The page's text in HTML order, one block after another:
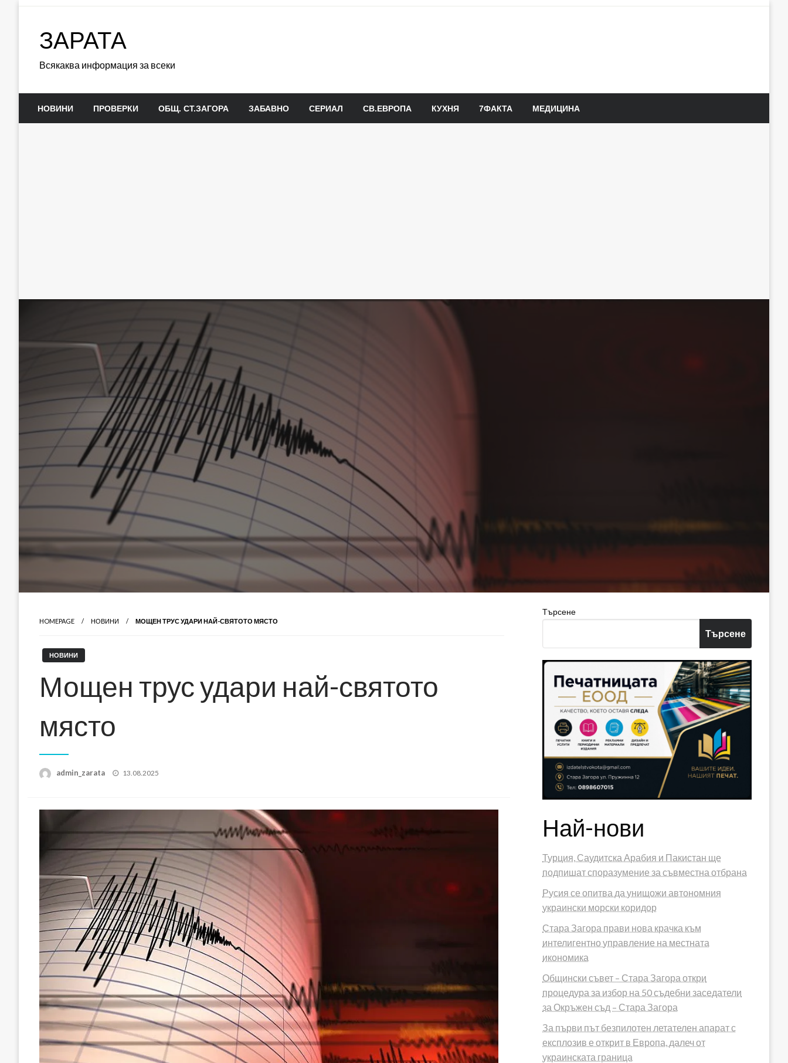
ЗАРАТА
Всякаква информация за всеки
НОВИНИ ПРОВЕРКИ ОБЩ. СТ.ЗАГОРА ЗАБАВНО СЕРИАЛ СВ.ЕВРОПА КУХНЯ 7ФАКТА МЕДИЦИНА
HOMEPAGE НОВИНИ МОЩЕН ТРУС УДАРИ НАЙ-СВЯТОТО МЯСТО
НОВИНИ
Мощен трус удари най-святото
място
admin_zarata
Posted
13.08.2025
Търсене
Търсене
Най-нови
Турция, Саудитска Арабия и Пакистан ще
подпишат споразумение за съвместна отбрана
Русия се опитва да унищожи автономния
украински морски коридор
Стара Загора прави нова крачка към
интелигентно управление на местната
икономика
Общински съвет – Стара Загора откри
процедура за избор на 50 съдебни заседатели
за Окръжен съд – Стара Загора
За първи път безпилотен летателен апарат с
експлозив е открит в Европа, далеч от
украинската граница